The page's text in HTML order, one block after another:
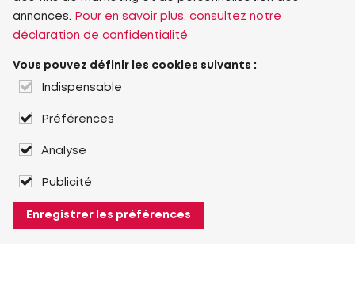
annonces.
Pour en savoir plus, consultez notre
déclaration de confidentialité
Vous pouvez définir les cookies suivants :
Indispensable
Préférences
Analyse
Publicité
Enregistrer les préférences